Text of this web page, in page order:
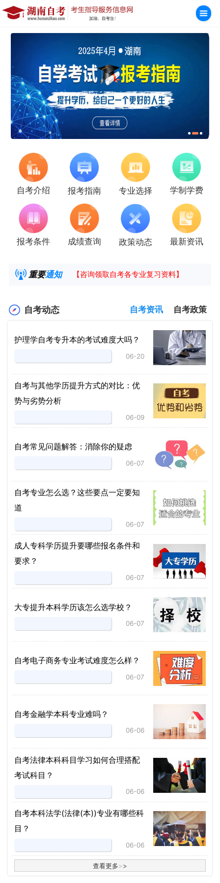
自考介绍 报考指南 专业选择 学制学费
报考条件 成绩查询 政策动态 最新资讯
重要通知
2025年4月湖南自考课程安排及教材目录已
【咨询领取自考各专业复习资料】
自考动态 自考资讯 自考政策
护理学自考专升本的考试难度大吗？
06-20
自考与其他学历提升方式的对比：优
势与劣势分析
06-09
自考常见问题解答：消除你的疑虑
06-07
自考专业怎么选？这些要点一定要知
道
06-07
成人专科学历提升要哪些报名条件和
要求？
06-07
大专提升本科学历该怎么选学校？
06-07
自考电子商务专业考试难度怎么样？
06-07
自考金融学本科专业难吗？
06-06
自考法律本科科目学习如何合理搭配
考试科目？
06-06
​自考本科法学(法律(本))专业有哪些科
目？
06-06
查看更多>>